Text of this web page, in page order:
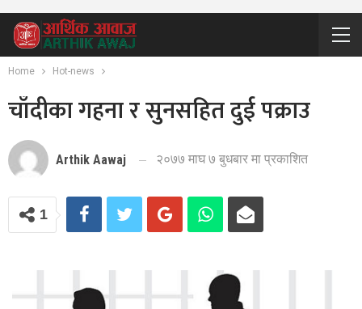
Home Hot-news
चाँदीका गहना र सुनसहित दुई पक्राउ
Arthik Aawaj २०७७ माघ ७ बुधबार मा प्रकाशित
1